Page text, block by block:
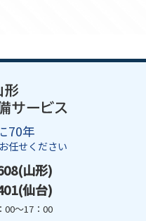
70年
任せください
山形)
仙台)
～17：00